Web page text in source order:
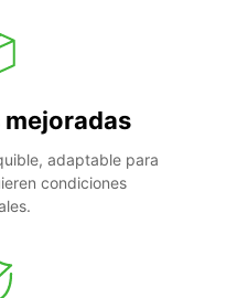
adaptable para
condiciones